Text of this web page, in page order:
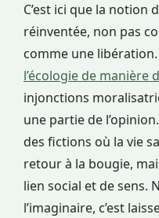
C’est ici que la notion
réinventée, non pas
comme une
l’écologie de manière
injonctions
une partie de
des fictions où la vie
retour à la bougie,
lien social et de sens.
l’imaginaire, c’est